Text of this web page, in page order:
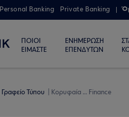
Personal Banking Private Banking
ΠΟΙΟΙ
ΕΙΜΑΣΤΕ
ΕΝΗΜΕΡΩΣΗ
ΕΠΕΝΔΥΤΩΝ
Γραφείο Τύπου Κορυφαία ... Finance